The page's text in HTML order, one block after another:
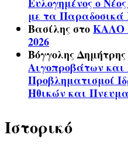
με τα Παραδοσικά
ΒασίληςστοΚΑΛΟ
2026
Βόγγολης Δημήτρης
Αιγοπροβάτων και
Προβληματισμοί
Ηθικών και
Ιστορικό